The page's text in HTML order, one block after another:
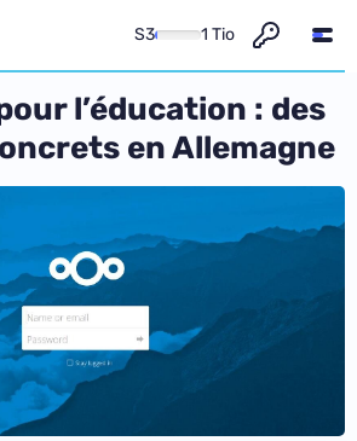
S3 1 Tio
l’éducation : des
en Allemagne